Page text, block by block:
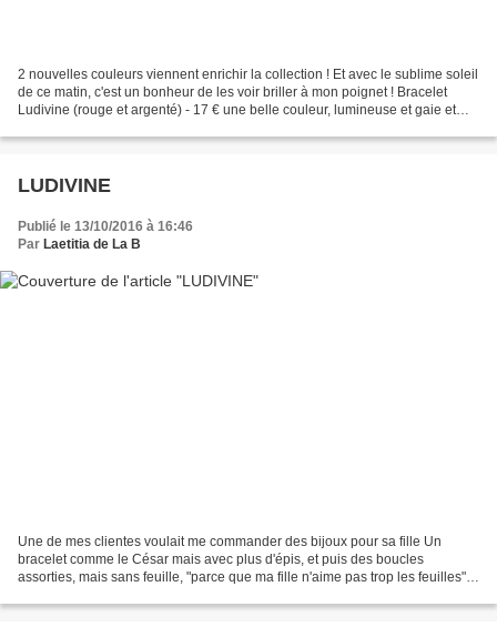
2 nouvelles couleurs viennent enrichir la collection ! Et avec le sublime soleil
de ce matin, c'est un bonheur de les voir briller à mon poignet ! Bracelet
Ludivine (rouge et argenté) - 17 € une belle couleur, lumineuse et gaie et
LUDIVINE
Publié le 13/10/2016 à 16:46
Par Laetitia de La B
Une de mes clientes voulait me commander des bijoux pour sa fille Un
bracelet comme le César mais avec plus d'épis, et puis des boucles
assorties, mais sans feuille, "parce que ma fille n'aime pas trop les feuilles"